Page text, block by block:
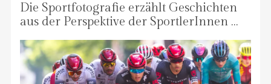
Die Sportfotografie erzählt Geschichten
aus der Perspektive der SportlerInnen …